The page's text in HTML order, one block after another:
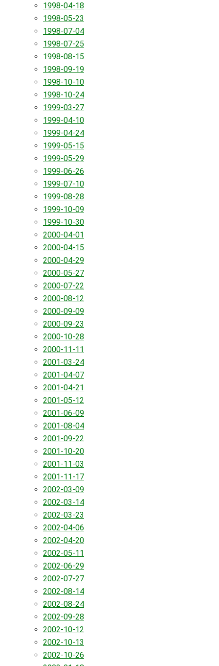
1998-04-18
1998-05-23
1998-07-04
1998-07-25
1998-08-15
1998-09-19
1998-10-10
1998-10-24
1999-03-27
1999-04-10
1999-04-24
1999-05-15
1999-05-29
1999-06-26
1999-07-10
1999-08-28
1999-10-09
1999-10-30
2000-04-01
2000-04-15
2000-04-29
2000-05-27
2000-07-22
2000-08-12
2000-09-09
2000-09-23
2000-10-28
2000-11-11
2001-03-24
2001-04-07
2001-04-21
2001-05-12
2001-06-09
2001-08-04
2001-09-22
2001-10-20
2001-11-03
2001-11-17
2002-03-09
2002-03-14
2002-03-23
2002-04-06
2002-04-20
2002-05-11
2002-06-29
2002-07-27
2002-08-14
2002-08-24
2002-09-28
2002-10-12
2002-10-13
2002-10-26